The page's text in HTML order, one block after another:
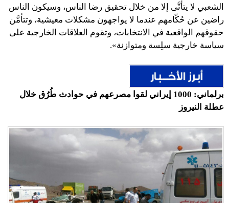
الشعبي لا يتأتَّى إلا من خلال تحقيق رضا الناس، وسيكون الناس
راضين عن حُكّامهم عندما لا يواجهون مشكلات معيشية، وتتأمَّن
حقوقهم الواقعية في الانتخابات، وتقوم العلاقات الخارجية على
سياسة خارجية سلِسة ومتوازنة».
برلماني: 1000 إيراني لقوا مصرعهم في حوادث طُرُق خلال
عطلة النيروز